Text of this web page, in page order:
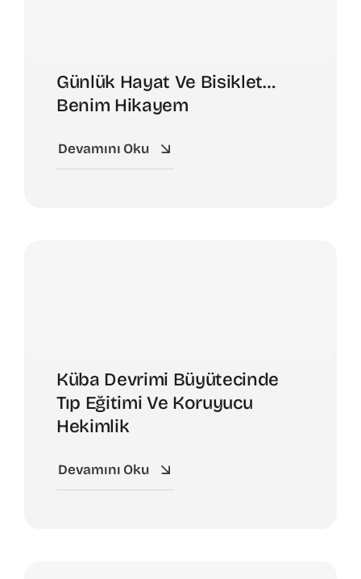
Günlük Hayat Ve Bisiklet…
Benim Hikayem
Devamını Oku
Küba Devrimi Büyütecinde
Tıp Eğitimi Ve Koruyucu
Hekimlik
Devamını Oku